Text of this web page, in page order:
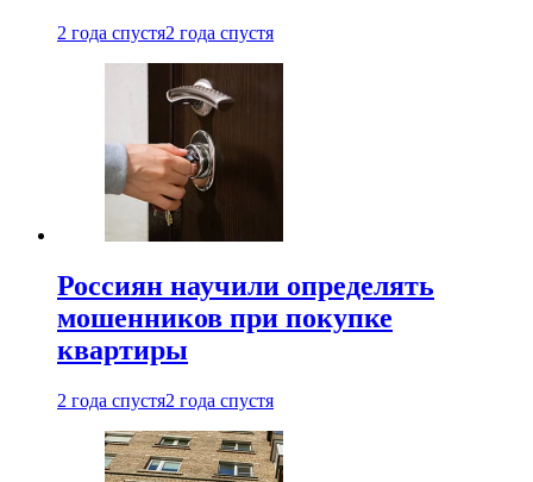
2 года спустя2 года спустя
Россиян научили определять
мошенников при покупке
квартиры
2 года спустя2 года спустя